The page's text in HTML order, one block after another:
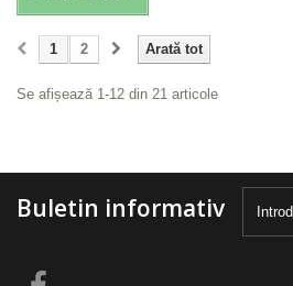
Arată tot
1 2
Se afișează 1-12 din 21 articole
Buletin informativ